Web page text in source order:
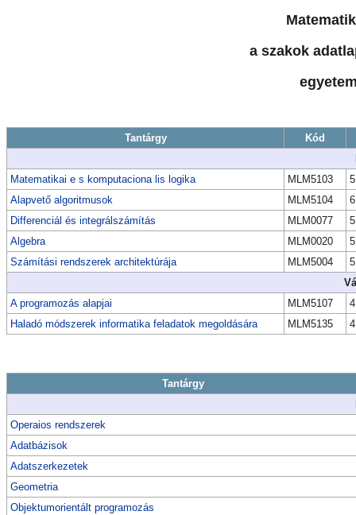
a szakok
Tantárgy Kód
Matematikai e s komputaciona lis logika
MLM5103
5
Alapvető algoritmusok
MLM5104
6
Differenciál és integrálszámítás
MLM0077
5
Algebra
MLM0020
5
Számítási rendszerek architektúrája
MLM5004
5
A programozás alapjai
MLM5107
4
Haladó módszerek informatika feladatok megoldására
MLM5135 4
Tantárgy
Operaios rendszerek
Adatbázisok
Adatszerkezetek
Geometria
Objektumorientált programozás